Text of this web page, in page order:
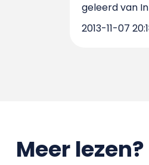
geleerd van
2013-11-07
Meer lezen?